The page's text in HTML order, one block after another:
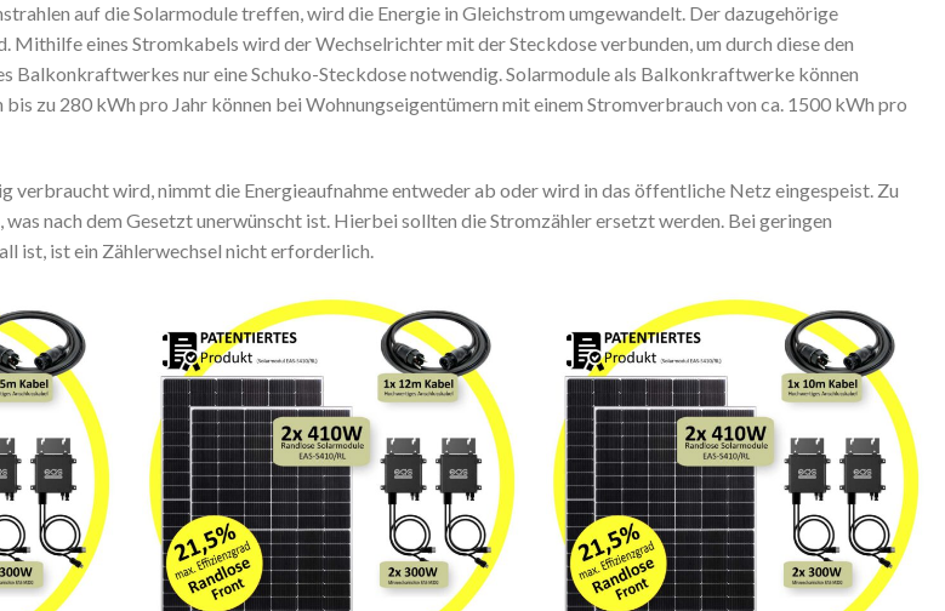
auf die Solarmodule treffen, wird die Energie in Gleichstrom umgewandelt. Der dazugehörige
eines Stromkabels wird der Wechselrichter mit der Steckdose verbunden, um durch diese den
Balkonkraftwerkes nur eine Schuko-Steckdose notwendig. Solarmodule als Balkonkraftwerke können
zu 280 kWh pro Jahr können bei Wohnungseigentümern mit einem Stromverbrauch von ca. 1500 kWh pro
verbraucht wird, nimmt die Energieaufnahme entweder ab oder wird in das öffentliche Netz eingespeist. Zu
nach dem Gesetzt unerwünscht ist. Hierbei sollten die Stromzähler ersetzt werden. Bei geringen
ist, ist ein Zählerwechsel nicht erforderlich.